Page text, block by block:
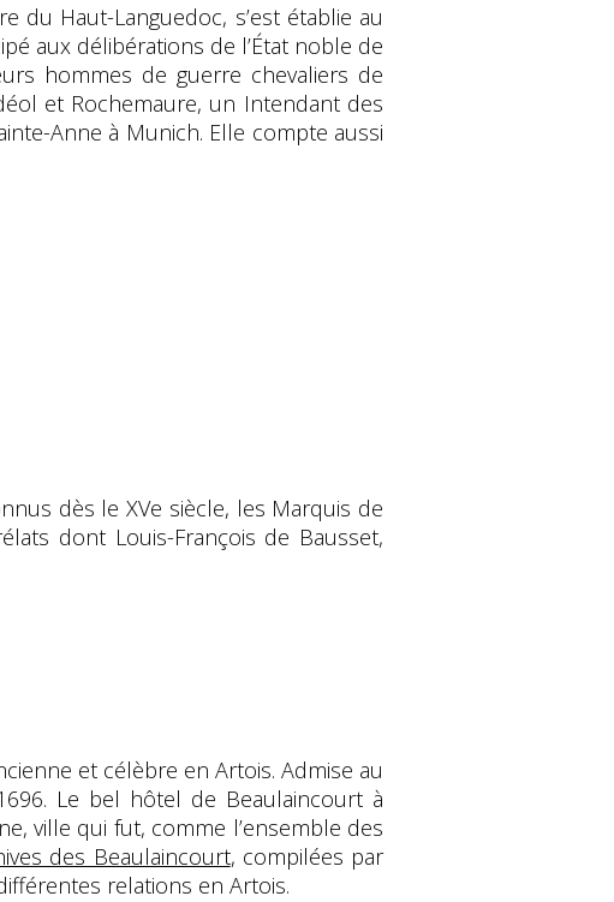
du Haut-Languedoc, s’est établie au
aux délibérations de l’État noble de
hommes de guerre chevaliers de
et Rochemaure, un Intendant des
Anne à Munich. Elle compte aussi
dès le XVe siècle, les Marquis de
dont Louis-François de Bausset,
et célèbre en Artois. Admise au
Le bel hôtel de Beaulaincourt à
ville qui fut, comme l’ensemble des
des Beaulaincourt, compilées par
relations en Artois.